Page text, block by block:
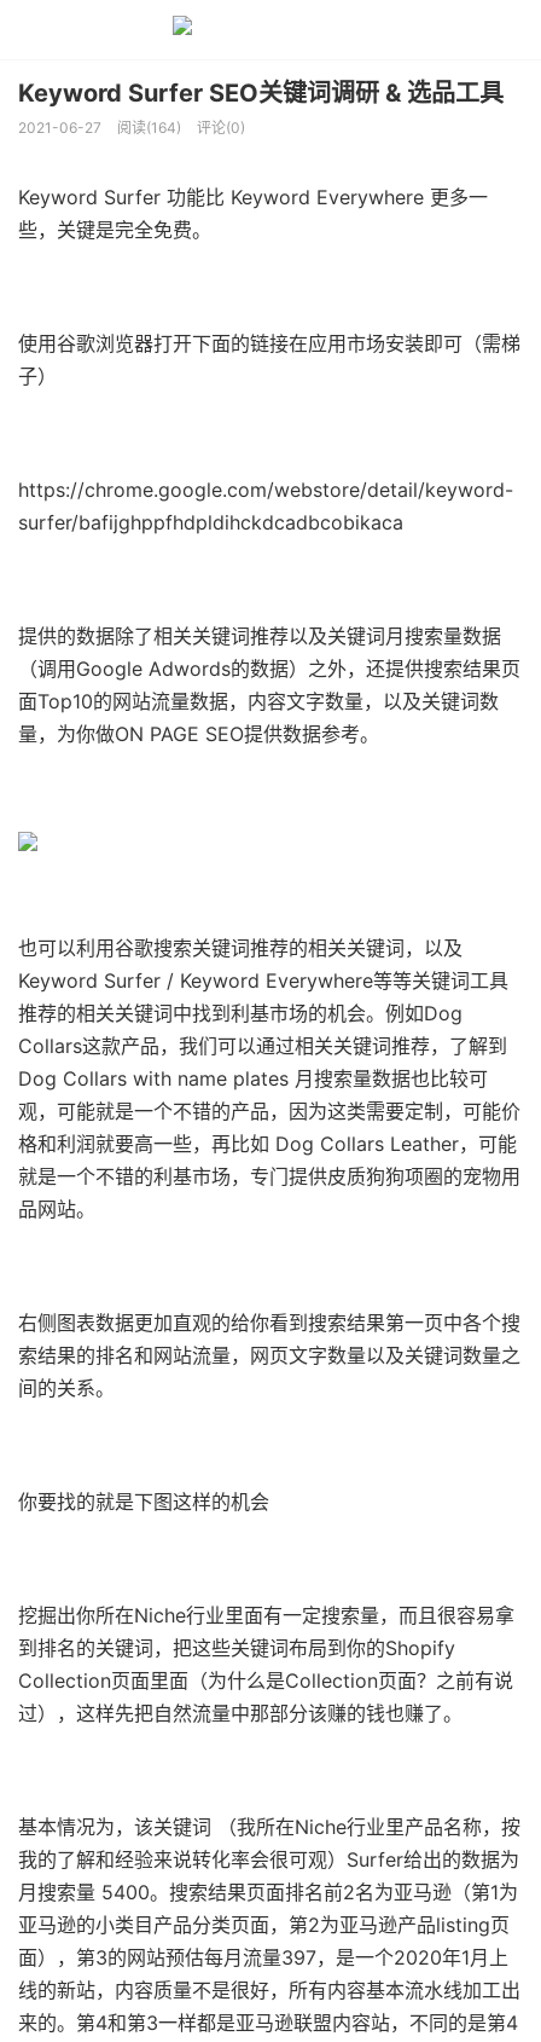
Keyword Surfer SEO关键词调研 & 选品工具
2021-06-27 阅读(164) 评论(0)
Keyword Surfer 功能比 Keyword Everywhere 更多一
些，关键是完全免费。
使用谷歌浏览器打开下面的链接在应用市场安装即可（需梯
子）
https://chrome.google.com/webstore/detail/keyword-
surfer/bafijghppfhdpldihckdcadbcobikaca
提供的数据除了相关关键词推荐以及关键词月搜索量数据
（调用Google Adwords的数据）之外，还提供搜索结果页
面Top10的网站流量数据，内容文字数量，以及关键词数
量，为你做ON PAGE SEO提供数据参考。
也可以利用谷歌搜索关键词推荐的相关关键词，以及
Keyword Surfer / Keyword Everywhere等等关键词工具
推荐的相关关键词中找到利基市场的机会。例如Dog
Collars这款产品，我们可以通过相关关键词推荐，了解到
Dog Collars with name plates 月搜索量数据也比较可
观，可能就是一个不错的产品，因为这类需要定制，可能价
格和利润就要高一些，再比如 Dog Collars Leather，可能
就是一个不错的利基市场，专门提供皮质狗狗项圈的宠物用
品网站。
右侧图表数据更加直观的给你看到搜索结果第一页中各个搜
索结果的排名和网站流量，网页文字数量以及关键词数量之
间的关系。
你要找的就是下图这样的机会
挖掘出你所在Niche行业里面有一定搜索量，而且很容易拿
到排名的关键词，把这些关键词布局到你的Shopify
Collection页面里面（为什么是Collection页面？之前有说
过），这样先把自然流量中那部分该赚的钱也赚了。
基本情况为，该关键词 （我所在Niche行业里产品名称，按
我的了解和经验来说转化率会很可观）Surfer给出的数据为
月搜索量 5400。 搜索结果页面排名前2名为亚马逊（第1为
亚马逊的小类目产品分类页面，第2为亚马逊产品listing页
面），第3的网站预估每月流量397，是一个2020年1月上
线的新站，内容质量不是很好，所有内容基本流水线加工出
来的。第4和第3一样都是亚马逊联盟内容站，不同的是第4